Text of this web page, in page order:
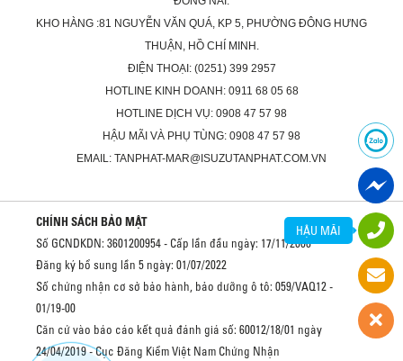
KHO HÀNG :81 NGUYỄN VĂN QUÁ, KP 5, PHƯỜNG ĐÔNG HƯNG
THUẬN, HỒ CHÍ MINH.
ĐIỆN THOẠI: (0251) 399 2957
HOTLINE KINH DOANH: 0911 68 05 68
HOTLINE DỊCH VỤ: 0908 47 57 98
HẬU MÃI VÀ PHỤ TÙNG: 0908 47 57 98
EMAIL: TANPHAT-MAR@ISUZUTANPHAT.COM.VN
CHÍNH SÁCH BẢO MẬT
Số GCNDKDN: 3601200954 - Cấp lần đầu ngày: 17/11/2008
Đăng ký bổ sung lần 5 ngày: 01/07/2022
Số chứng nhận cơ sở bảo hành, bảo dưỡng ô tô: 059/VAQ12 -
01/19-00
Căn cứ vào báo cáo kết quả đánh giá số: 60012/18/01 ngày
24/04/2019 - Cục Đăng Kiểm Việt Nam Chứng Nhận
HẬU MÃI